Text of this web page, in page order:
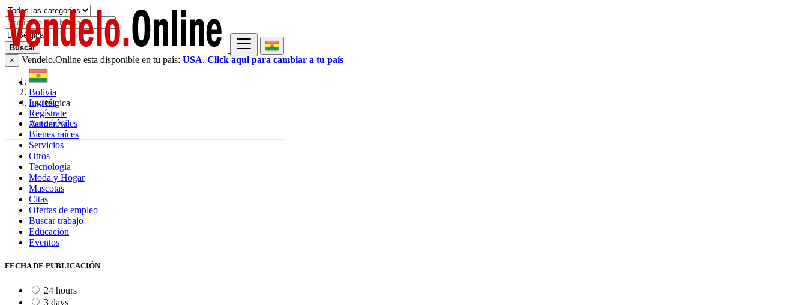
Ingresa
Regístrate
Vender Ya
Buscar
×
Vendelo.Online esta disponible en tu país: USA. Click aqui para cambiar a tu país
Bolivia
La Bélgica
Automóviles
Bienes raíces
Servicios
Otros
Tecnología
Moda y Hogar
Mascotas
Citas
Ofertas de empleo
Buscar trabajo
Educación
Eventos
FECHA DE PUBLICACIÓN
24 hours
3 days